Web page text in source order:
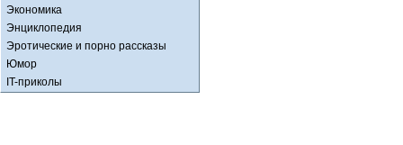
Экономика
Энциклопедия
Эротические и порно рассказы
Юмор
IT-приколы